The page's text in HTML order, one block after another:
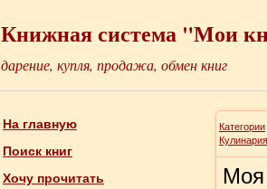
Книжная система "Мои
дарение, купля, продажа, обмен книг
На главную
Поиск книг
Хочу прочитать
Категории
Кулинария
Моя